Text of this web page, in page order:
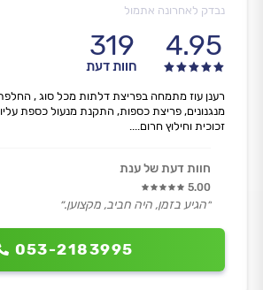
נבדק לאחרונה אתמול
4.95
319
חוות דעת
053-2183995
רענן עוז מתמחה בפריצת דלתות מכל סוג ,
מנגנונים, פריצת כספות, התקנת מנעול כספת
זכוכית וחילוץ חרום....
חוות דעת של ענת
5.00
״הגיע בזמן, היה חביב, מקצוען.״